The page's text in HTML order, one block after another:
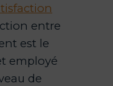
entre
est le
employé
de